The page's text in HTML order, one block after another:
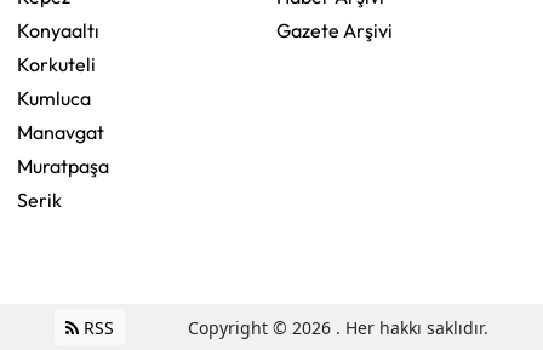
Konyaaltı
Korkuteli
Kumluca
Manavgat
Muratpaşa
Serik
Gazete Arşivi
RSS Copyright © 2026 . Her hakkı saklıdır.